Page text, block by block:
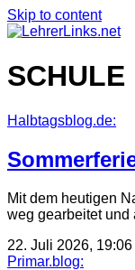
Skip to content
SCHULE
Halbtagsblog.de:
Mit dem heutigen
weg gearbeitet
22. Juli 2026,
Primar.blog: